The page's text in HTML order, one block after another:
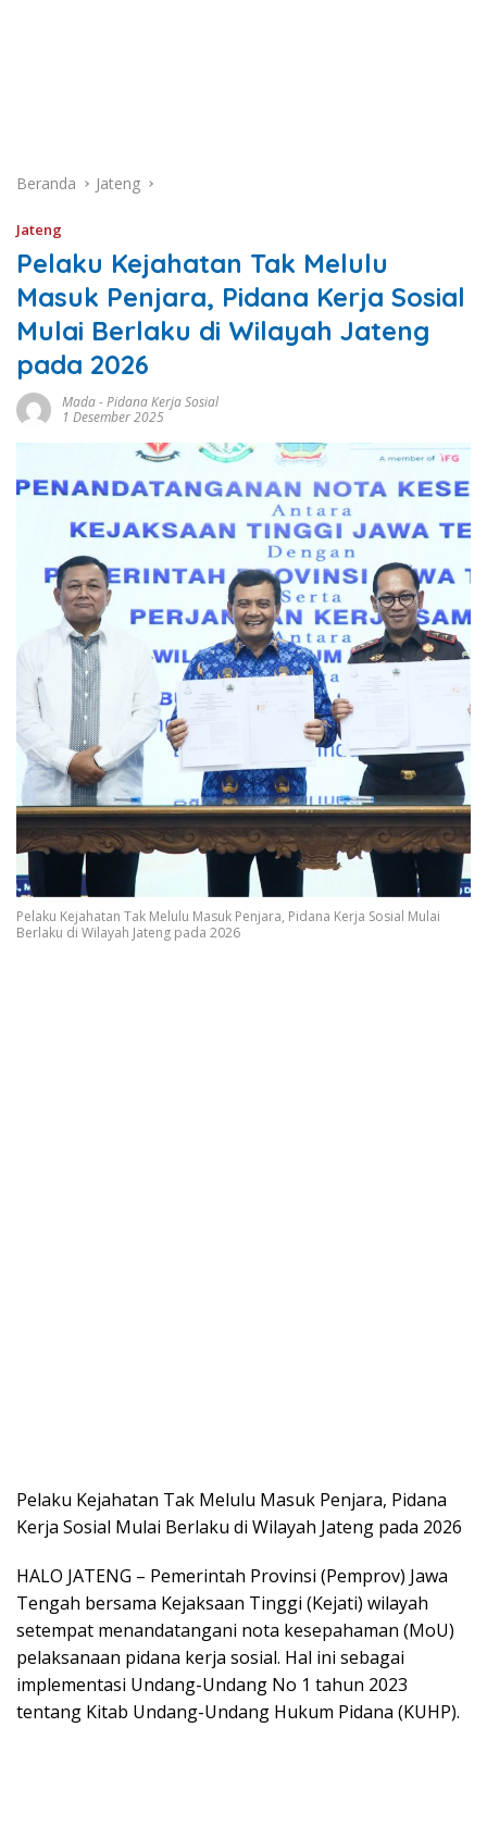
Beranda Jateng
Jateng
Pelaku Kejahatan Tak Melulu
Masuk Penjara, Pidana Kerja Sosial
Mulai Berlaku di Wilayah Jateng
pada 2026
Mada-Pidana Kerja Sosial
1 Desember 2025
Pelaku Kejahatan Tak Melulu Masuk Penjara, Pidana Kerja Sosial Mulai
Berlaku di Wilayah Jateng pada 2026
Pelaku Kejahatan Tak Melulu Masuk Penjara, Pidana
Kerja Sosial Mulai Berlaku di Wilayah Jateng pada 2026
HALO JATENG – Pemerintah Provinsi (Pemprov) Jawa
Tengah bersama Kejaksaan Tinggi (Kejati) wilayah
setempat menandatangani nota kesepahaman (MoU)
pelaksanaan pidana kerja sosial. Hal ini sebagai
implementasi Undang-Undang No 1 tahun 2023
tentang Kitab Undang-Undang Hukum Pidana (KUHP).